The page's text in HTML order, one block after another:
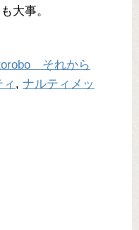
大事。
それから
, ナルティメッ